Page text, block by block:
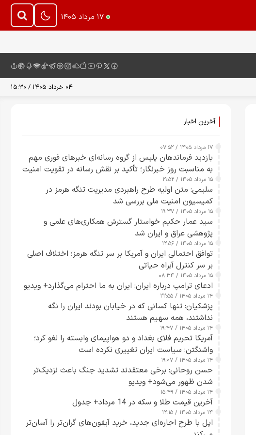
۱۷ مرداد ۱۴۰۵
۰۴ خرداد ۱۴۰۵ / ۱۵:۳۰
آخرین اخبار
۱۷ مرداد ۱۴۰۵ / ۰۷:۵۲
بازدید فرماندهان پلیس از گروه رسانه‌ای خبرهای فوری مهم
به مناسبت روز خبرنگار؛ تأکید بر نقش رسانه در تقویت امنیت
و اعتماد عمومی
۱۵ مرداد ۱۴۰۵ / ۱۹:۵۲
سلیمی: متن اولیه طرح راهبردی مدیریت تنگه هرمز در
کمیسیون امنیت ملی بررسی شد
۱۵ مرداد ۱۴۰۵ / ۱۹:۳۷
سید عمار حکیم خواستار گسترش همکاری‌های علمی و
پژوهشی عراق و ایران شد
۱۵ مرداد ۱۴۰۵ / ۱۲:۵۶
توافق احتمالی ایران و آمریکا بر سر تنگه هرمز؛ اختلاف اصلی
بر سر کنترل آبراه حیاتی
۱۵ مرداد ۱۴۰۵ / ۰۸:۳۴
ادعای ترامپ درباره ایران: ایران به ما احترام می‌گذارد+ ویدیو
۱۴ مرداد ۱۴۰۵ / ۲۲:۵۵
پزشکیان: تنها کسانی که در خیابان بودند ایران را نگه
نداشتند، همه سهیم هستند
۱۴ مرداد ۱۴۰۵ / ۱۹:۴۷
آمریکا تحریم فلای بغداد و دو هواپیمای وابسته را لغو کرد؛
واشنگتن: سیاست ایران تغییری نکرده است
۱۴ مرداد ۱۴۰۵ / ۱۹:۰۷
حسن روحانی: برخی معتقدند تشدید جنگ باعث نزدیک‌تر
شدن ظهور می‌شود+ ویدیو
۱۴ مرداد ۱۴۰۵ / ۱۵:۴۹
آخرین قیمت طلا و سکه در 14 مرداد+ جدول
۱۴ مرداد ۱۴۰۵ / ۱۲:۱۵
اپل با طرح اجاره‌ای جدید، خرید آیفون‌های گران‌تر را آسان‌تر